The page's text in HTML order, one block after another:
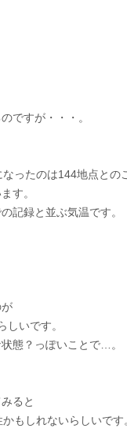
ですが・・・。
ったのは144地点との
す。
記録と並ぶ気温です。
いです。
態？っぽいことで…。
ると
もしれないらしいです